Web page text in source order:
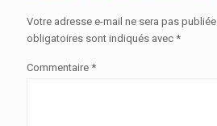
Votre adresse e-mail ne sera pas publiée.
obligatoires sont indiqués avec *
Commentaire *